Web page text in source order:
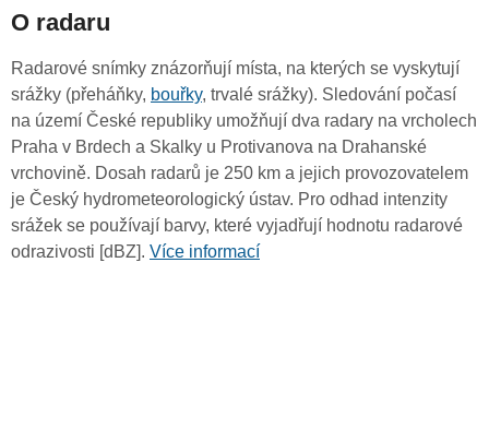
O radaru
Radarové snímky znázorňují místa, na kterých se vyskytují
srážky (přeháňky, bouřky, trvalé srážky). Sledování počasí
na území České republiky umožňují dva radary na vrcholech
Praha v Brdech a Skalky u Protivanova na Drahanské
vrchovině. Dosah radarů je 250 km a jejich provozovatelem
je Český hydrometeorologický ústav. Pro odhad intenzity
srážek se používají barvy, které vyjadřují hodnotu radarové
odrazivosti [dBZ]. Více informací